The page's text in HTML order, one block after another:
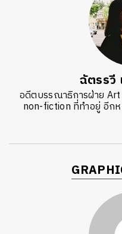
ฉัตรรวี
อดีตบรรณาธิการฝ่าย
non-fiction ที่ทำอยู่ อีก